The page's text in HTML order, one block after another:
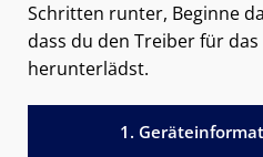
Schritten runter, Beginne
dass du den Treiber für
herunterlädst.
1.